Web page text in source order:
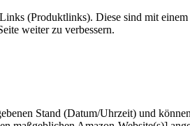
(Produktlinks). Diese sind mit
weiter zu verbessern.
Stand (Datum/Uhrzeit) und